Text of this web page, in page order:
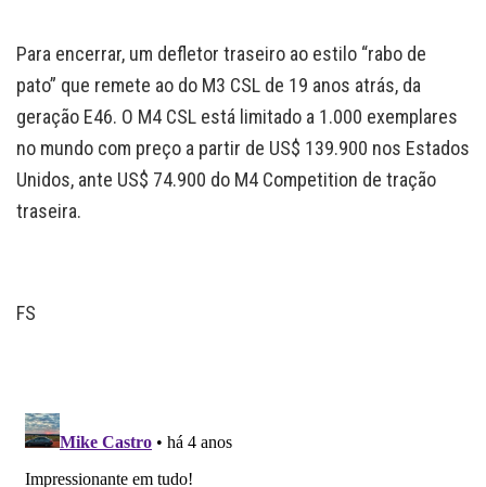
Para encerrar, um defletor traseiro ao estilo “rabo de
pato” que remete ao do M3 CSL de 19 anos atrás, da
geração E46. O M4 CSL está limitado a 1.000 exemplares
no mundo com preço a partir de US$ 139.900 nos Estados
Unidos, ante US$ 74.900 do M4 Competition de tração
traseira.
FS